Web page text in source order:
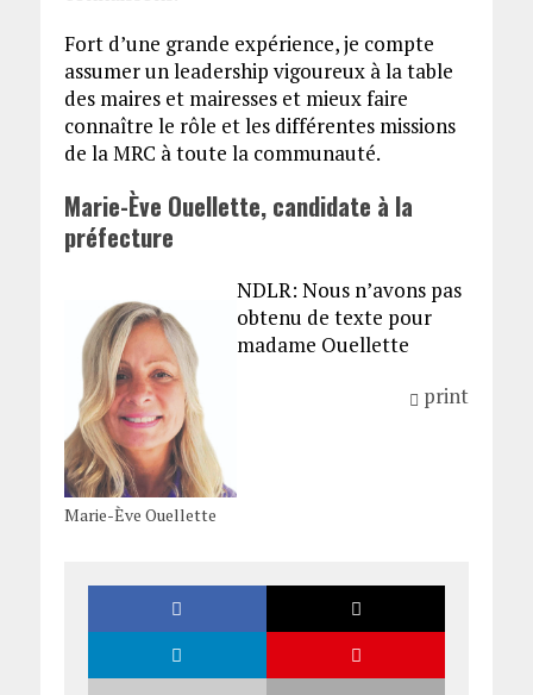
Fort d’une grande expérience, je compte
assumer un leadership vigoureux à la table
des maires et mairesses et mieux faire
connaître le rôle et les différentes missions
de la MRC à toute la communauté.
Marie-Ève Ouellette, candidate à la
préfecture
Marie-Ève Ouellette
NDLR: Nous n’avons pas
obtenu de texte pour
madame Ouellette
print